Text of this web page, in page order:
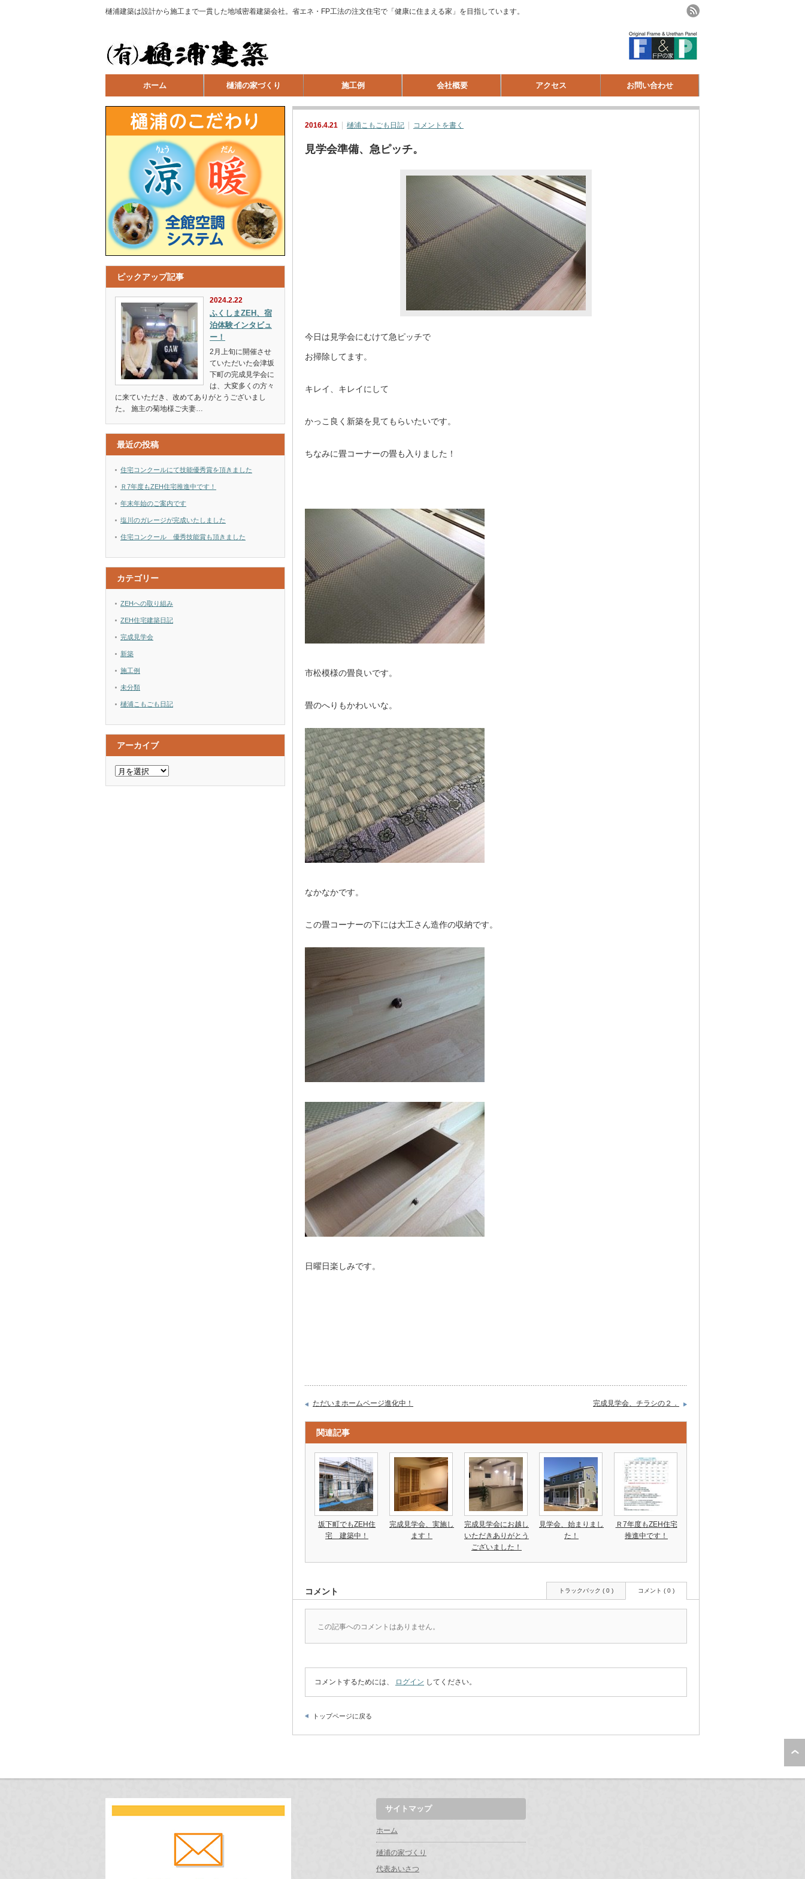
樋浦建築は設計から施工まで一貫した地域密着建築会社。省エネ・FP工法の注文住宅で「健康に住まえる家」を目指しています。
ホーム 樋浦の家づくり 施工例 会社概要 アクセス お問い合わせ
2016.4.21 樋浦こもごも日記 コメントを書く
見学会準備、急ピッチ。
今日は見学会にむけて急ピッチで
お掃除してます。
キレイ、キレイにして
かっこ良く新築を見てもらいたいです。
ちなみに畳コーナーの畳も入りました！
市松模様の畳良いです。
畳のへりもかわいいな。
なかなかです。
この畳コーナーの下には大工さん造作の収納です。
日曜日楽しみです。
ただいまホームページ進化中！ 完成見学会、チラシの２．
関連記事
坂下町でもZEH住
宅 建築中！
完成見学会、実施し
ます！
完成見学会にお越し
いただきありがとう
ございました！
見学会、始まりまし
た！
Ｒ7年度もZEH住宅
推進中です！
コメント トラックバック ( 0 ) コメント ( 0 )
この記事へのコメントはありません。
コメントするためには、 ログイン してください。
トップページに戻る
ピックアップ記事
2024.2.22
ふくしまZEH、宿
泊体験インタビュ
ー！
2月上旬に開催させ
ていただいた会津坂
下町の完成見学会に
は、大変多くの方々
に来ていただき、改めてありがとうございまし
た。 施主の菊地様ご夫妻…
最近の投稿
住宅コンクールにて技能優秀賞を頂きました
Ｒ7年度もZEH住宅推進中です！
年末年始のご案内です
塩川のガレージが完成いたしました
住宅コンクール 優秀技能賞も頂きました
カテゴリー
ZEHへの取り組み
ZEH住宅建築日記
完成見学会
新築
施工例
未分類
樋浦こもごも日記
アーカイブ
ア
ー
カ
サイトマップ
ホーム
樋浦の家づくり
代表あいさつ